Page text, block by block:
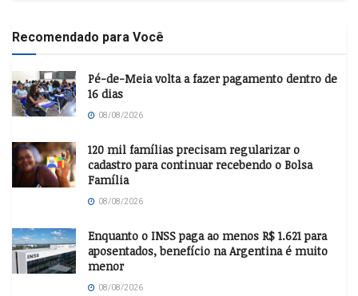
Recomendado para Você
Pé-de-Meia volta a fazer pagamento dentro de
16 dias
08/08/2026
120 mil famílias precisam regularizar o
cadastro para continuar recebendo o Bolsa
Família
08/08/2026
Enquanto o INSS paga ao menos R$ 1.621 para
aposentados, benefício na Argentina é muito
menor
08/08/2026